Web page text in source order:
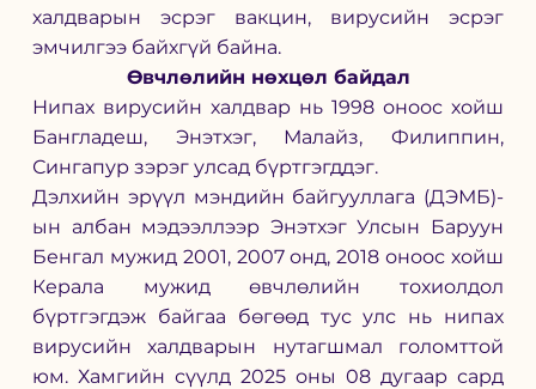
халдварын эсрэг вакцин, вирусийн эсрэг
эмчилгээ байхгүй байна.
Өвчлөлийн нөхцөл байдал
Нипах вирусийн халдвар нь 1998 оноос хойш
Бангладеш, Энэтхэг, Малайз, Филиппин,
Сингапур зэрэг улсад бүртгэгддэг.
Дэлхийн эрүүл мэндийн байгууллага (ДЭМБ)-
ын албан мэдээллээр Энэтхэг Улсын Баруун
Бенгал мужид 2001, 2007 онд, 2018 оноос хойш
Керала мужид өвчлөлийн тохиолдол
бүртгэгдэж байгаа бөгөөд тус улс нь нипах
вирусийн халдварын нутагшмал голомттой
юм. Хамгийн сүүлд 2025 оны 08 дугаар сард